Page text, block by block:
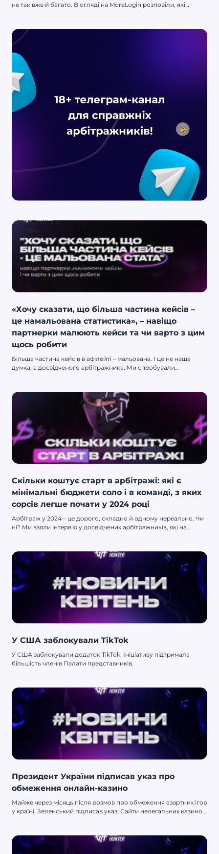
не так вже й багато. В огляді на MoreLogin розповіли, які
«Хочу сказати, що більша частина кейсів –
це намальована статистика», – навіщо
партнерки малюють кейси та чи варто з цим
щось робити
Більша частина кейсів в афілейті – мальована. І це не наша
думка, а досвідченого арбітражника. Ми спробували
Скільки коштує старт в арбітражі: які є
мінімальні бюджети соло і в команді, з яких
сорсів легше почати у 2024 році
Арбітраж у 2024 – це дорого, складно й одному нереально. Чи
ні? Ми взяли інтерв'ю у досвідчених арбітражників, які на
У США заблокували TikTok
У США заблокували додаток TikTok. Ініціативу підтримала
більшість членів Палати представників.
Президент України підписав указ про
обмеження онлайн-казино
Майже через місяць після розмов про обмеження азартних ігор
у країні, Зеленський підписав указ. Сайти нелегальних казино